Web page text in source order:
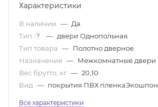
Характеристики
В наличии — Да
Тип
? — двери Однопольная
Тип товара — Полотно дверное
Назначение — Межкомнатные двери
Вес брутто, кг — 20,10
Вид — покрытия ПВХ пленкаЭкошпон
Все характеристики